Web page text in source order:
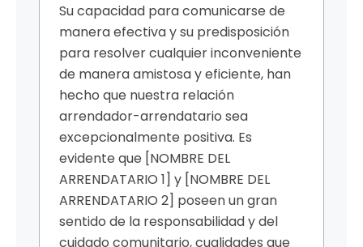
Su capacidad para comunicarse de
manera efectiva y su predisposición
para resolver cualquier inconveniente
de manera amistosa y eficiente, han
hecho que nuestra relación
arrendador-arrendatario sea
excepcionalmente positiva. Es
evidente que [NOMBRE DEL
ARRENDATARIO 1] y [NOMBRE DEL
ARRENDATARIO 2] poseen un gran
sentido de la responsabilidad y del
cuidado comunitario, cualidades que